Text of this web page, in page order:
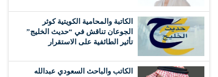
الكاتبة والمحامية الكويتية كوثر
الجوعان تناقش في “حديث الخليج”
تأثير الطائفية على الاستقرار
الكاتب والباحث السعودي عبدالله